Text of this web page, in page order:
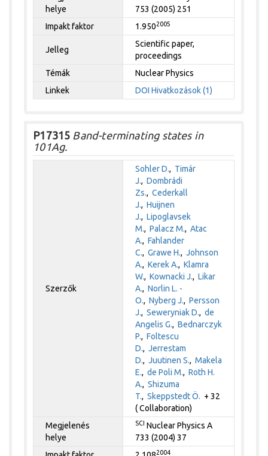
helye
753 (2005) 251
Impakt faktor
1.9502005
Jelleg
Scientific paper,
proceedings
Témák
Nuclear Physics
Linkek
DOI Hivatkozások (1)
P17315 Band-terminating states in
101Ag.
Szerzők
Sohler D., Timár
J.,Dombrádi
Zs.,Cederkall
J.,Huijnen
J.,Lipoglavsek
M.,Palacz M.,Atac
A.,Fahlander
C.,Grawe H.,Johnson
A.,Kerek A.,Klamra
W.,Kownacki J.,Likar
A.,Norlin L. -
O.,Nyberg J.,Persson
J.,Seweryniak D.,de
Angelis G.,Bednarczyk
P.,Foltescu
D.,Jerrestam
D.,Juutinen S.,Makela
E.,de Poli M.,Roth H.
A.,Shizuma
T.,Skeppstedt Ö. + 32
( Collaboration)
Megjelenés
helye
SCI Nuclear Physics A
733 (2004) 37
2004